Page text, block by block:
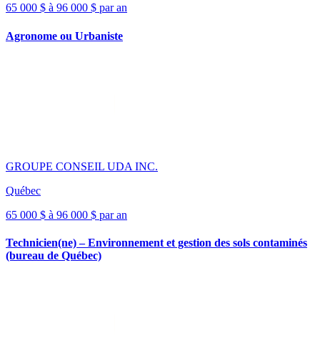
65 000 $ à 96 000 $ par an
Agronome ou Urbaniste
GROUPE CONSEIL UDA INC.
Québec
65 000 $ à 96 000 $ par an
Technicien(ne) – Environnement et gestion des sols contaminés
(bureau de Québec)